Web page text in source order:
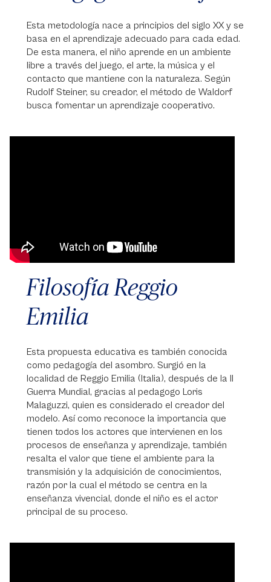
Esta metodología nace a principios del siglo XX y se
basa en el aprendizaje adecuado para cada edad.
De esta manera, el niño aprende en un ambiente
libre a través del juego, el arte, la música y el
contacto que mantiene con la naturaleza. Según
Rudolf Steiner, su creador, el método de Waldorf
busca fomentar un aprendizaje cooperativo.
Filosofía Reggio
Emilia
Esta propuesta educativa es también conocida
como pedagogía del asombro. Surgió en la
localidad de Reggio Emilia (Italia), después de la II
Guerra Mundial, gracias al pedagogo Loris
Malaguzzi, quien es considerado el creador del
modelo. Así como reconoce la importancia que
tienen todos los actores que intervienen en los
procesos de enseñanza y aprendizaje, también
resalta el valor que tiene el ambiente para la
transmisión y la adquisición de conocimientos,
razón por la cual el método se centra en la
enseñanza vivencial, donde el niño es el actor
principal de su proceso.